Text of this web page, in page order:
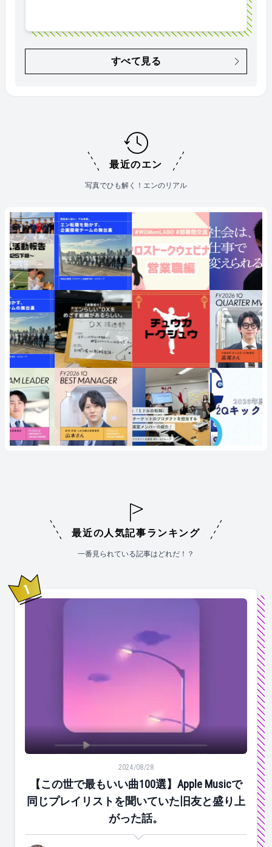
すべて見る
最近のエン
写真でひも解く！エンのリアル
最近の人気記事ランキング
一番見られている記事はどれだ！？
1位
【この世で最もいい曲100選】Apple Musicで同じプレ
2024/08/28
【この世で最もいい曲100選】Apple Musicで
同じプレイリストを聞いていた旧友と盛り上
がった話。